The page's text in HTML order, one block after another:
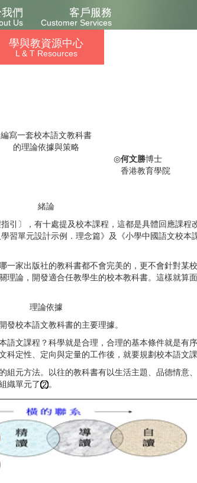
們
Us
客戶服務
Customer Services
學與教資源中心
L & T Resources
編寫一套校本語文教科書
的理論依據與策略
◎何文勝博士
香港教育學院
緒論
〕，有十處提及校本課程，這都是具體回應課程
習單元設計示例．理念篇》及《小學中國語文校
家出版社的教科書都不會完美的，更不會針對某
論，開發適合任教學生的校本教科書。這樣就算
理論依據
校本語文教科書的主要理據。
課程？科學就是合理，合理的基本條件就是有
定性、定向與定量的工作後，就要規劃校本語文
組元方法。以往的教科書有以生活主題、品德情意
織單元了
。